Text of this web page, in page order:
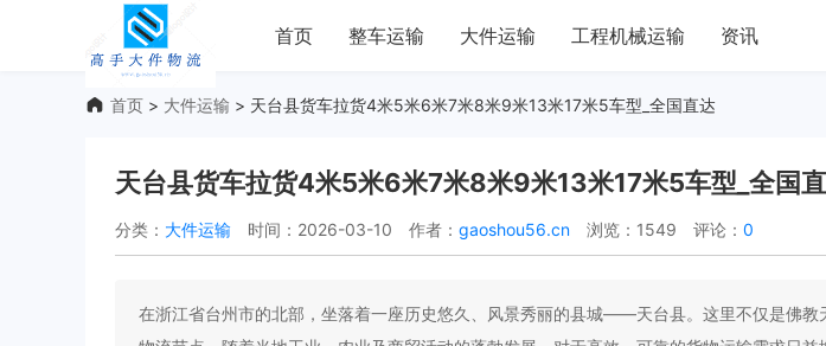
首页 整车运输 大件运输 工程机械运输 资讯
首页 > 大件运输 > 天台县货车拉货4米5米6米7米8米9米13米17米5车型_全国直达
天台县货车拉货4米5米6米7米8米9米13米17米5车型_全国
分类： 大件运输 时间：2026-03-10 作者： gaoshou56.cn 浏览：1549 评论： 0
在浙江省台州市的北部，坐落着一座历史悠久、风景秀丽的县城——天台县。这里不仅是佛教